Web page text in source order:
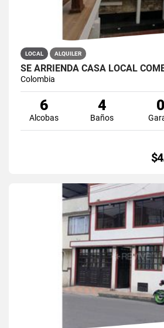
LOCAL ALQUILER
SE ARRIENDA CASA LOCAL
Colombia
6
Alcobas
4
Baños
0